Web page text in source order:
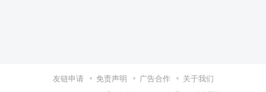
友链申请 免责声明 广告合作 关于我们